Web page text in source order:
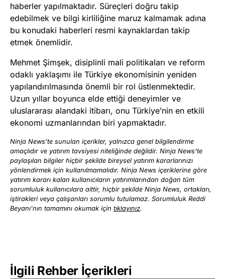
haberler yapılmaktadır. Süreçleri doğru takip
edebilmek ve bilgi kirliliğine maruz kalmamak adına
bu konudaki haberleri resmi kaynaklardan takip
etmek önemlidir.
Mehmet Şimşek, disiplinli mali politikaları ve reform
odaklı yaklaşımı ile Türkiye ekonomisinin yeniden
yapılandırılmasında önemli bir rol üstlenmektedir.
Uzun yıllar boyunca elde ettiği deneyimler ve
uluslararası alandaki itibarı, onu Türkiye’nin en etkili
ekonomi uzmanlarından biri yapmaktadır.
Ninja News’te sunulan içerikler, yalnızca genel bilgilendirme
amaçlıdır ve yatırım tavsiyesi niteliğinde değildir. Ninja News’te
paylaşılan bilgiler hiçbir şekilde bireysel yatırım kararlarınızı
yönlendirmek için kullanılmamalıdır. Ninja News içeriklerine göre
yatırım kararı kalan kullanıcıların yatırımlarından doğan tüm
sorumluluk kullanıcılara aittir, hiçbir şekilde Ninja News, ortakları,
iştirakleri veya çalışanları sorumlu tutulamaz. Sorumluluk Reddi
Beyanı’nın tamamını okumak için tıklayınız.
İlgili Rehber İçerikleri